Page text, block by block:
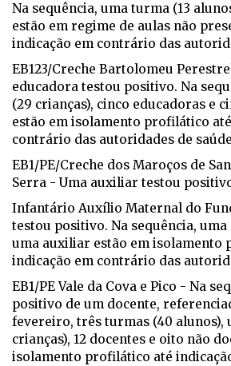
Na sequência, uma turma (13
estão em regime de aulas não
indicação em contrário das
EB123/Creche Bartolomeu
educadora testou positivo. Na
(29 crianças), cinco educadoras e
estão em isolamento profilático
contrário das autoridades de
EB1/PE/Creche dos Maroços de
Serra - Uma auxiliar testou
Infantário Auxílio Maternal do
testou positivo. Na sequência, uma
uma auxiliar estão em isolamento
indicação em contrário das
EB1/PE Vale da Cova e Pico - Na
positivo de um docente,
fevereiro, três turmas (40 alunos),
crianças), 12 docentes e oito não
isolamento profilático até